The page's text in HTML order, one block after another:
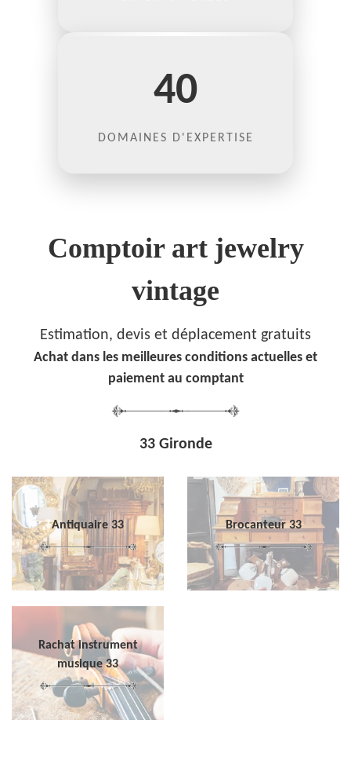
40
DOMAINES D'EXPERTISE
Comptoir art jewelry
vintage
Estimation, devis et déplacement gratuits
Achat dans les meilleures conditions actuelles et
paiement au comptant
33 Gironde
Antiquaire 33 Brocanteur 33
Rachat instrument
musique 33